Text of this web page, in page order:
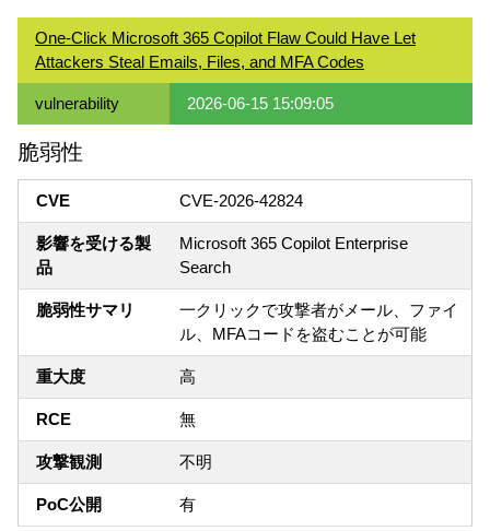
One-Click Microsoft 365 Copilot Flaw Could Have Let
Attackers Steal Emails, Files, and MFA Codes
vulnerability 2026-06-15 15:09:05
脆弱性
CVE CVE-2026-42824
影響を受ける製
品
Microsoft 365 Copilot Enterprise
Search
脆弱性サマリ
一クリックで攻撃者がメール、ファイ
ル、MFAコードを盗むことが可能
重大度 高
RCE 無
攻撃観測 不明
PoC公開 有